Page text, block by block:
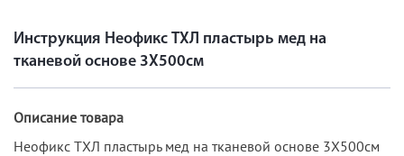
Инструкция Неофикс ТХЛ пластырь мед на
тканевой основе 3Х500см
Описание товара
Неофикс ТХЛ пластырь мед на тканевой основе 3Х500см